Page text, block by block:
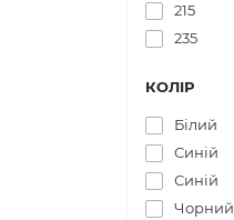
215
235
КОЛІР
Білий
Синій
Синій
Чорний